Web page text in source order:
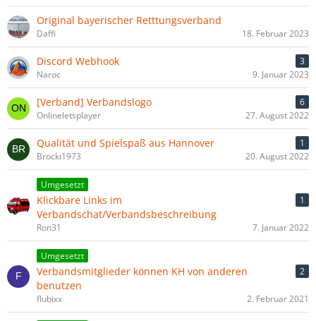
Original bayerischer Retttungsverband
Daffi 18. Februar 2023
Discord Webhook
3
Naroc
9. Januar 2023
[Verband] Verbandslogo
6
Onlineletsplayer
27. August 2022
Qualität und Spielspaß aus Hannover
1
Brocki1973
20. August 2022
Umgesetzt
Klickbare Links im
Verbandschat/Verbandsbeschreibung
1
Ron31 7. Januar 2022
Umgesetzt
Verbandsmitglieder können KH von anderen
benutzen
2
flubixx 2. Februar 2021